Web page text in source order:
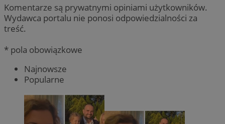
Komentarze są prywatnymi opiniami użytkowników.
Wydawca portalu nie ponosi odpowiedzialności za
treść.
* pola obowiązkowe
Najnowsze
Popularne